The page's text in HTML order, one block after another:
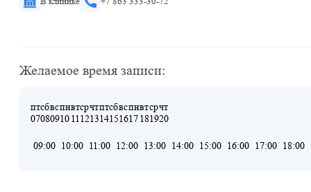
Желаемое время записи:
пт
07
сб
08
вс
09
пн
10
вт
11
ср
12
чт
13
пт
14
сб
15
вс
16
пн
17
вт
18
ср
19
чт
20
09:00 10:00 11:00 12:00 13:00 14:00 15:00 16:00 17:00 18:00